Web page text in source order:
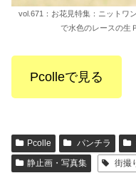
vol.671：お花見特集：ニットワ
で水色のレースの生
Pcolleで見る
Pcolle パンチラ
静止画・写真集
街撮